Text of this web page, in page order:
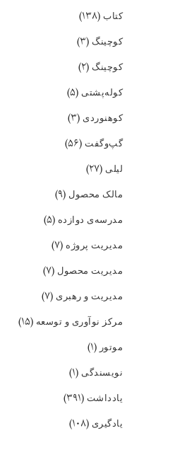
کتاب (۱۳۸)
کوچینگ (۳)
کوچینگ (۲)
کوله‌پشتی (۵)
کوهنوردی (۳)
گپ‌و‌گفت (۵۶)
لیلی (۲۷)
مالک محصول (۹)
مدرسه‌ی دوازده (۵)
مدیریت پروژه (۷)
مدیریت محصول (۷)
مدیریت و رهبری (۷)
مرکز نوآوری و توسعه (۱۵)
موتور (۱)
نویسندگی (۱)
یادداشت (۳۹۱)
یادگیری (۱۰۸)